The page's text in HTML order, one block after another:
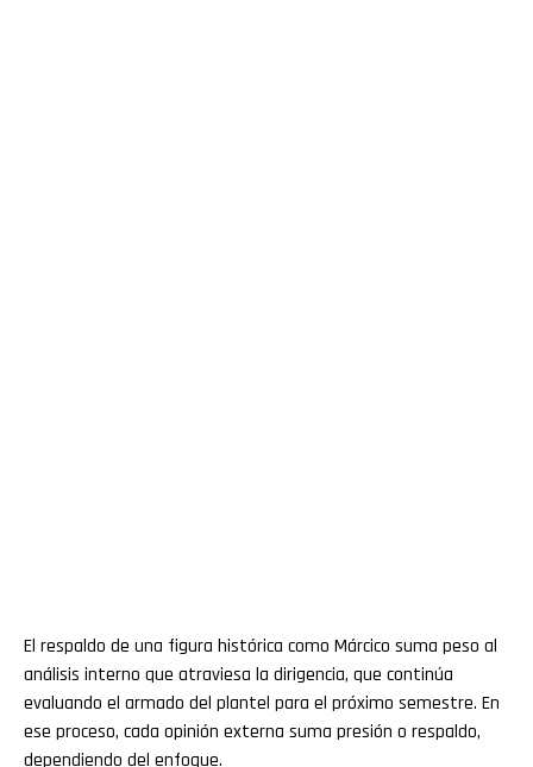
El respaldo de una figura histórica como Márcico suma peso al
análisis interno que atraviesa la dirigencia, que continúa
evaluando el armado del plantel para el próximo semestre. En
ese proceso, cada opinión externa suma presión o respaldo,
dependiendo del enfoque.